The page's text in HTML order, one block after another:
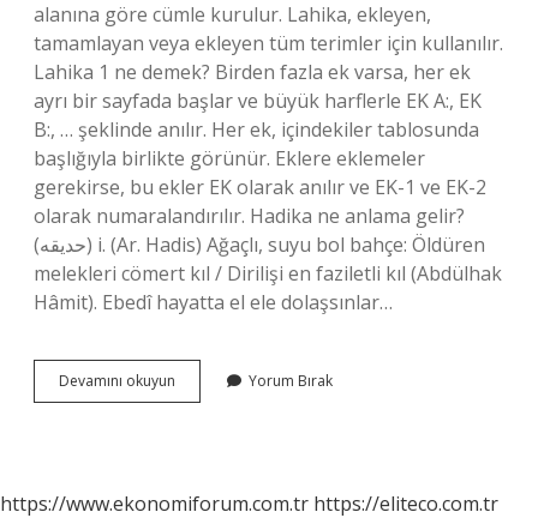
alanına göre cümle kurulur. Lahika, ekleyen,
tamamlayan veya ekleyen tüm terimler için kullanılır.
Lahika 1 ne demek? Birden fazla ek varsa, her ek
ayrı bir sayfada başlar ve büyük harflerle EK A:, EK
B:, … şeklinde anılır. Her ek, içindekiler tablosunda
başlığıyla birlikte görünür. Eklere eklemeler
gerekirse, bu ekler EK olarak anılır ve EK-1 ve EK-2
olarak numaralandırılır. Hadika ne anlama gelir?
(ﺣﺪﻳﻘﻪ) i. (Ar. Hadis) Ağaçlı, suyu bol bahçe: Öldüren
melekleri cömert kıl / Dirilişi en faziletli kıl (Abdülhak
Hâmit). Ebedî hayatta el ele dolaşsınlar…
Devamını okuyun
Nedir
Yorum Bırak
https://www.ekonomiforum.com.tr https://eliteco.com.tr